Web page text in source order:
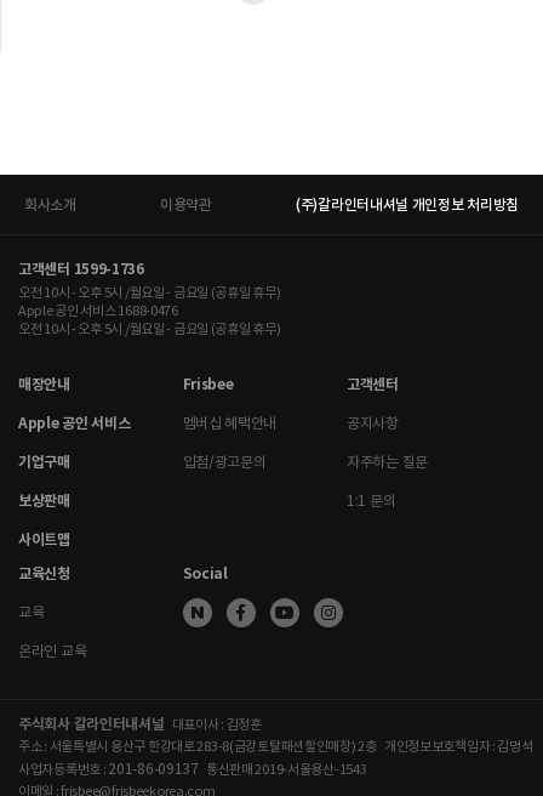
회사소개 이용약관 (주)갈라인터내셔널 개인정보 처리방침
고객센터 1599-1736
오전 10시 - 오후 5시 /월요일 - 금요일 (공휴일 휴무)
Apple 공인 서비스 1688-0476
오전 10시 - 오후 5시 /월요일 - 금요일 (공휴일 휴무)
매장안내
Apple 공인 서비스
기업구매
보상판매
사이트맵
Frisbee
멤버십 혜택안내
입점/광고문의
고객센터
공지사항
자주하는 질문
1:1 문의
교육신청
교육
온라인 교육
Social
주식회사 갈라인터내셔널
대표이사 : 김정훈
주소 : 서울특별시 용산구 한강대로 283-8(금강토탈패션할인매장) 2층 개인정보보호책임자 : 김명석
사업자등록번호 : 201-86-09137 통신판매 2019-서울용산-1543
이메일 : frisbee@frisbeekorea.com